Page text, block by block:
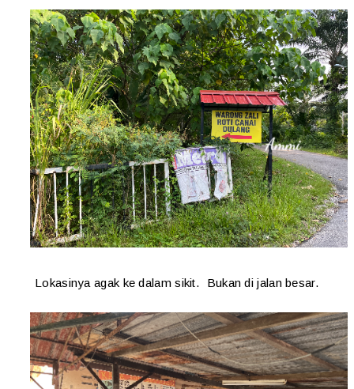
Lokasinya agak ke dalam sikit. Bukan di jalan besar.